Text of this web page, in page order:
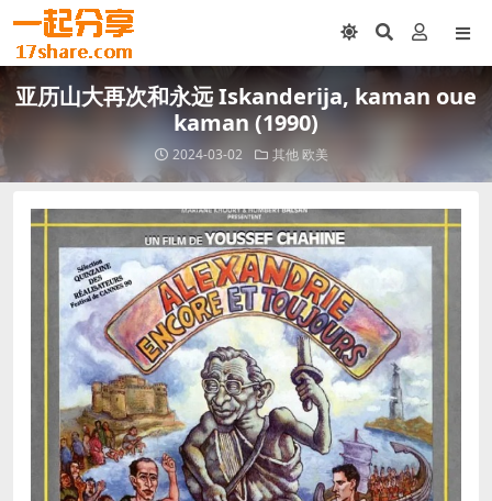
亚历山大再次和永远 Iskanderija, kaman oue
kaman (1990)
2024-03-02 其他欧美